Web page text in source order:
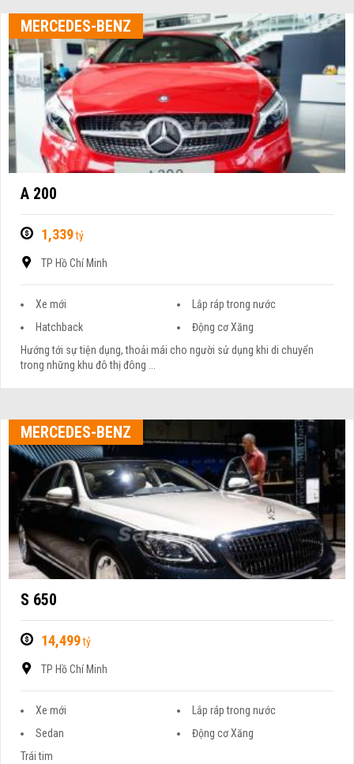
MERCEDES-BENZ
A 200
1,339tỷ
TP Hồ Chí Minh
Xe mới
Lắp ráp trong nước
Hatchback
Động cơ Xăng
Hướng tới sự tiện dụng, thoải mái cho người sử dụng khi di chuyển
trong những khu đô thị đông ...
MERCEDES-BENZ
S 650
14,499tỷ
TP Hồ Chí Minh
Xe mới
Lắp ráp trong nước
Sedan
Động cơ Xăng
Trái tim